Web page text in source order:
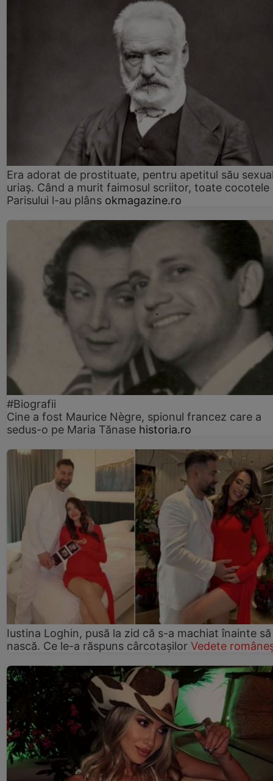
Era adorat de prostituate, pentru apetitul său
uriaș. Când a murit faimosul scriitor, toate cocotele
Parisului l-au plâns okmagazine.ro
#Biografii
Cine a fost Maurice Nègre, spionul francez care a
sedus-o pe Maria Tănase historia.ro
Iustina Loghin, pusă la zid că s-a machiat înainte să
nască. Ce le-a răspuns cârcotașilor Vedete